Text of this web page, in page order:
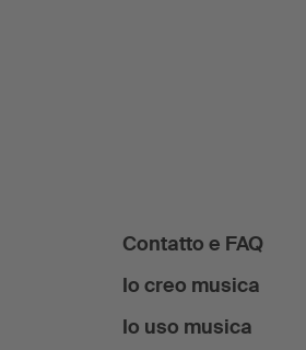
Contatto e FAQ
Io creo musica
Io uso musica